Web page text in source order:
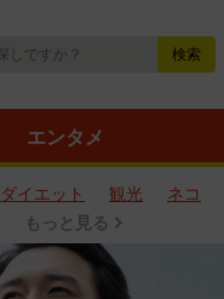
エンタメ
ダイエット 観光 ネコ
もっと見る